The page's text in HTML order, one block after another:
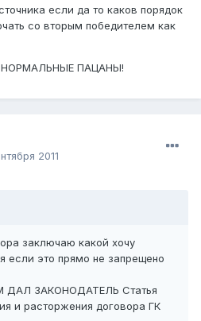
если да то каков порядок
со вторым победителем как
НОРМАЛЬНЫЕ ПАЦАНЫ!
2011
заключаю какой хочу
если это прямо не запрещено
ЗАКОНОДАТЕЛЬ Статья
и расторжения договора ГК